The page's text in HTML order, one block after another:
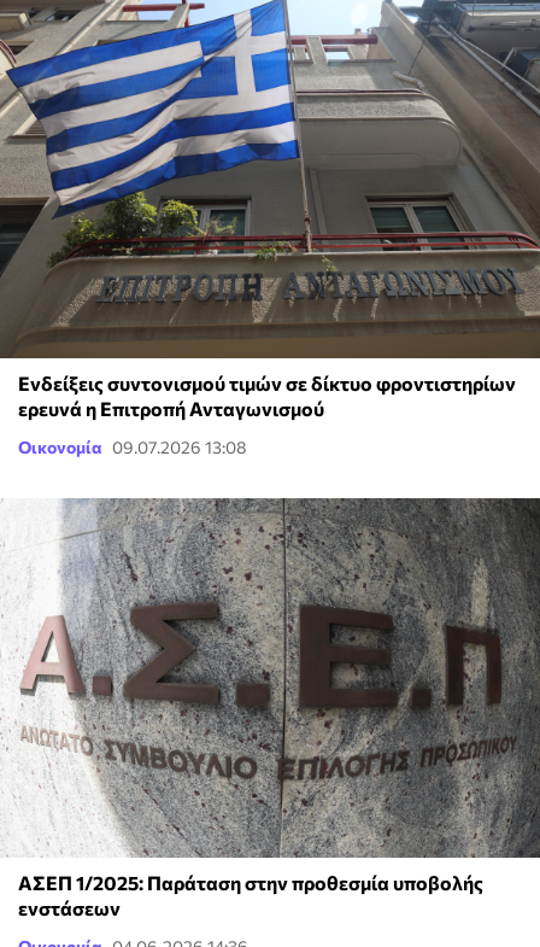
Ενδείξεις συντονισμού τιμών σε δίκτυο φροντιστηρίων
ερευνά η Επιτροπή Ανταγωνισμού
Οικονομία 09.07.2026 13:08
ΑΣΕΠ 1/2025: Παράταση στην προθεσμία υποβολής
ενστάσεων